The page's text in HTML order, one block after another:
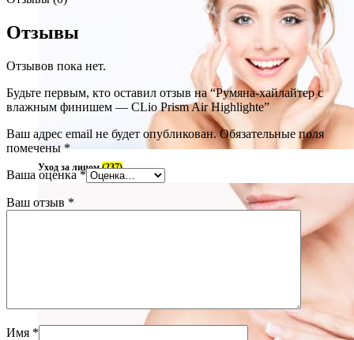
Уход за лицом(237)
Отзывы
Отзывов пока нет.
Будьте первым, кто оставил отзыв на “Румяна-хайлайтер с
влажным финишем — CLio Prism Air Highlighte”
Ваш адрес email не будет опубликован. Обязательные поля
помечены *
Ваша оценка*
Ваш отзыв *
Имя *